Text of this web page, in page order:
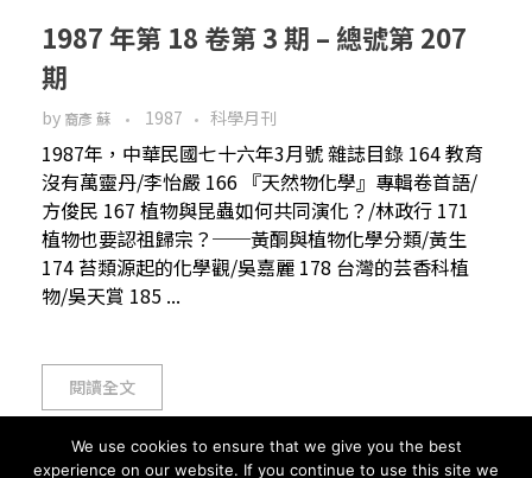
1987 年第 18 卷第 3 期 – 總號第 207
期
by 裔彥 蘇 1987 科學月刊
1987年，中華民國七十六年3月號 雜誌目錄 164 教育
沒有萬靈丹/李怡嚴 166 『天然物化學』專輯卷首語/
方俊民 167 植物與昆蟲如何共同演化？/林政行 171
植物也要認祖歸宗？──黃酮與植物化學分類/黃生
174 苔類源起的化學觀/吳嘉麗 178 台灣的芸香科植
物/吳天賞 185 ...
閱讀全文
We use cookies to ensure that we give you the best
experience on our website. If you continue to use this site we